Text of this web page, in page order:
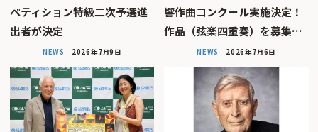
ペティション特級二次予選進
出者が決定
NEWS 2026年7月9日
響作曲コンクール実施決定！
作品（弦楽四重奏）を募集…
NEWS 2026年7月6日